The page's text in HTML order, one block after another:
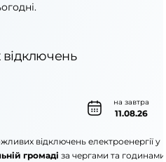
відключень
на завтра
11.08.26
відключень електроенергії у
громаді за чергами та